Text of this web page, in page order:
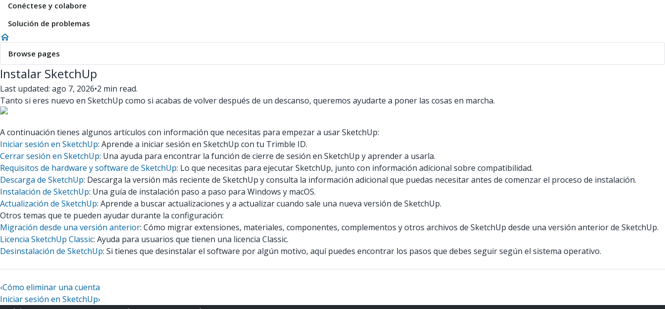
Conéctese y colabore
Solución de problemas
Browse pages
Instalar SketchUp
Last updated: ago 7, 2026•2 min read.
Tanto si eres nuevo en SketchUp como si acabas de volver después de un descanso, queremos ayudarte a poner las cosas en marcha.
A continuación tienes algunos artículos con información que necesitas para empezar a usar SketchUp:
Iniciar sesión en SketchUp: Aprende a iniciar sesión en SketchUp con tu Trimble ID.
Cerrar sesión en SketchUp: Una ayuda para encontrar la función de cierre de sesión en SketchUp y aprender a usarla.
Requisitos de hardware y software de SketchUp: Lo que necesitas para ejecutar SketchUp, junto con información adicional sobre compatibilidad.
Descarga de SketchUp: Descarga la versión más reciente de SketchUp y consulta la información adicional que puedas necesitar antes de comenzar el proceso de instalación.
Instalación de SketchUp: Una guía de instalación paso a paso para Windows y macOS.
Actualización de SketchUp: Aprende a buscar actualizaciones y a actualizar cuando sale una nueva versión de SketchUp.
Otros temas que te pueden ayudar durante la configuración:
Migración desde una versión anterior: Cómo migrar extensiones, materiales, componentes, complementos y otros archivos de SketchUp desde una versión anterior de SketchUp.
Licencia SketchUp Classic: Ayuda para usuarios que tienen una licencia Classic.
Desinstalación de SketchUp: Si tienes que desinstalar el software por algún motivo, aquí puedes encontrar los pasos que debes seguir según el sistema operativo.
‹Cómo eliminar una cuenta
Iniciar sesión en SketchUp›